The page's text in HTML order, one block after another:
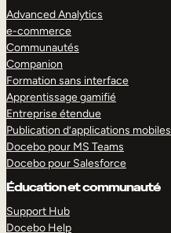
Advanced Analytics
e-commerce
Communautés
Companion
Formation sans interface
Apprentissage gamifié
Entreprise étendue
Publication d’applications mobiles
Docebo pour MS Teams
Docebo pour Salesforce
Éducation et communauté
Support Hub
Docebo Help